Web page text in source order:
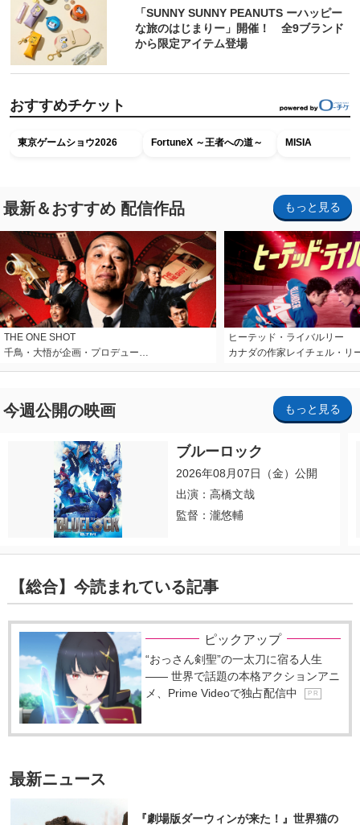
「SUNNY SUNNY PEANUTS ーハッピー
な旅のはじまりー」開催！ 全9ブランド
から限定アイテム登場
おすすめチケット
東京ゲームショウ2026 FortuneX ～王者への道～ MISIA
最新＆おすすめ 配信作品 もっと見る
THE ONE SHOT
千鳥・大悟が企画・プロデュー…
ヒーテッド・ライバルリー
カナダの作家レイチェル・リ
今週公開の映画 もっと見る
ブルーロック
2026年08月07日（金）公開
出演：高橋文哉
監督：瀧悠輔
【総合】今読まれている記事
ピックアップ
“おっさん剣聖”の一太刀に宿る人生
―― 世界で話題の本格アクションアニ
メ、Prime Videoで独占配信中
P R
最新ニュース
『劇場版ダーウィンが来た！』世界猫の